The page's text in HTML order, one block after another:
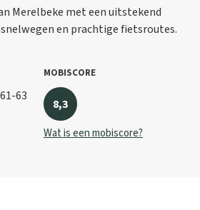
Merelbeke met een uitstekend
en prachtige fietsroutes.
63
MOBISCORE
8,3
Wat is een mobiscore?